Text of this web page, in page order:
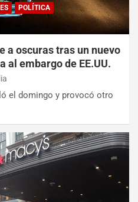
POLÍTICA
a oscuras tras un nuevo
al embargo de EE.UU.
el domingo y provocó otro